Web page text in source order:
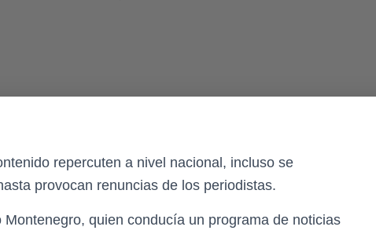
repercuten a nivel nacional, incluso se
provocan renuncias de los periodistas.
quien conducía un programa de noticias